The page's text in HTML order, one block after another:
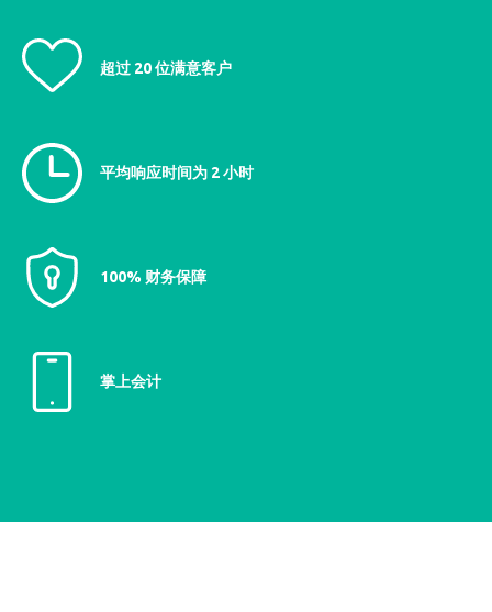
超过 20 位满意客户
平均响应时间为 2 小时
100% 财务保障
掌上会计